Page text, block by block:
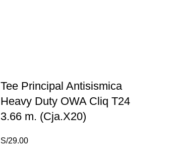
Tee Principal Antisismica
Heavy Duty OWA Cliq T24
3.66 m. (Cja.X20)
S/29.00